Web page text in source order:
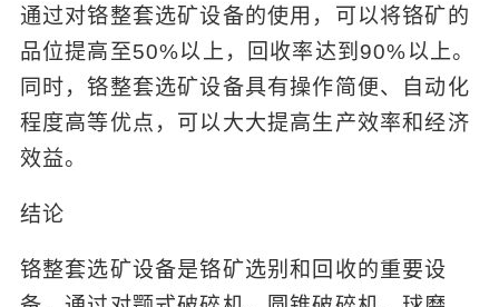
通过对铬整套选矿设备的使用，可以将铬矿的
品位提高至50%以上，回收率达到90%以上。
同时，铬整套选矿设备具有操作简便、自动化
程度高等优点，可以大大提高生产效率和经济
效益。
结论
铬整套选矿设备是铬矿选别和回收的重要设